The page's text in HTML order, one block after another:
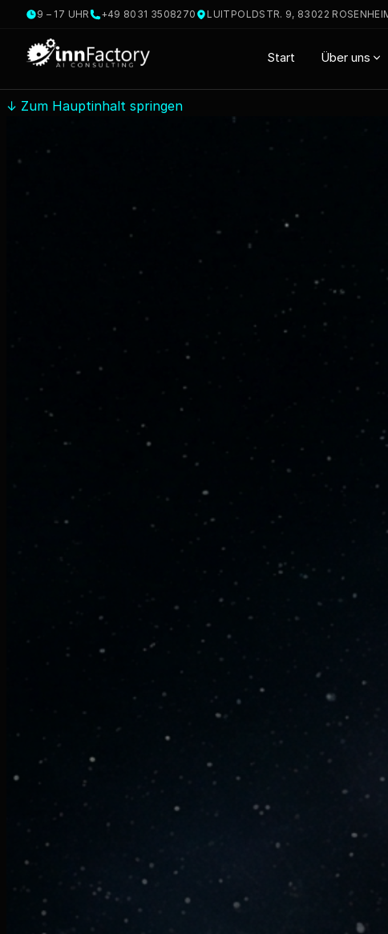
↓ Zum Hauptinhalt springen
9 – 17 UHR +49 8031 3508270 LUITPOLDSTR. 9, 83022
Start Über uns